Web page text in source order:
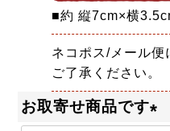
■約 縦7cm×横
ネコポス/メール便
ご了承ください。
お取寄せ商品です